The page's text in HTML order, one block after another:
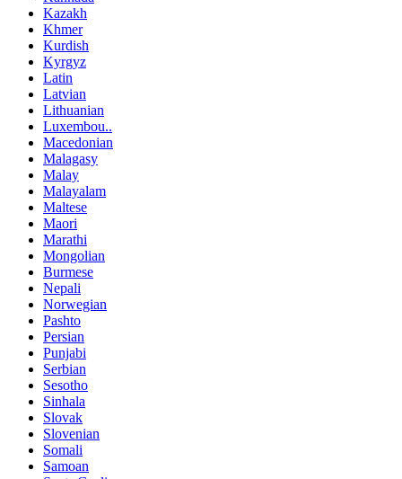
Kazakh
Khmer
Kurdish
Kyrgyz
Latin
Latvian
Lithuanian
Luxembou..
Macedonian
Malagasy
Malay
Malayalam
Maltese
Maori
Marathi
Mongolian
Burmese
Nepali
Norwegian
Pashto
Persian
Punjabi
Serbian
Sesotho
Sinhala
Slovak
Slovenian
Somali
Samoan